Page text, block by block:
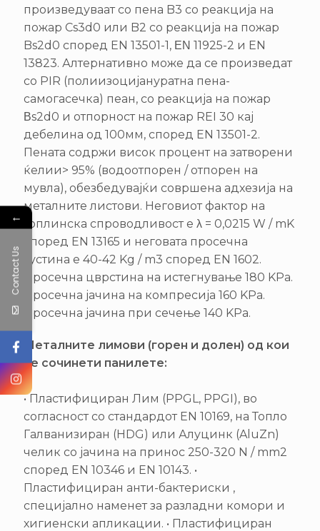
произведуваат со пена B3 со реакција на
пожар Cs3d0 или B2 со реакција на пожар
Bs2d0 според EN 13501-1, ΕΝ 11925-2 и EN
13823. Алтернативно може да се произведат
со PIR (полиизоцијануратна пена-
самогасечка) пеан, со реакција на пожар
Βs2d0 и отпорност на пожар REI 30 кај
дебелина од 100мм, според EN 13501-2.
Пената содржи висок процент на затворени
ќелии> 95% (водоотпорен / отпорен на
мувла), обезбедувајќи совршена адхезија на
металните листови. Неговиот фактор на
топлинска спроводливост е λ = 0,0215 W / mK
според EN 13165 и неговата просечна
густина е 40-42 Kg / m3 според EN 1602.
Просечна цврстина на истегнување 180 KPa.
Просечна јачина на компресија 160 KPa.
Просечна јачина при сечење 140 KPa.
Металните лимови (горен и долен) од кои
се сочинети панилете:
• Пластифициран Лим (PPGL, PPGI), во
согласност со стандардот EN 10169, на Топло
Галванизиран (HDG) или Алуцинк (AluZn)
челик со јачина на принос 250-320 N / mm2
според EN 10346 и EN 10143. •
Пластифициран анти-бактериски ,
специјално наменет за разладни комори и
хигиенски апликации. • Пластифициран
←
Contact Us